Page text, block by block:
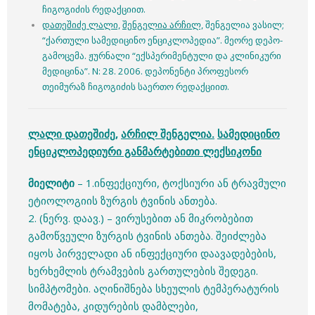
ჩიგოგიძის რედაქციით.
დათეშიძე ლალი,შენგელია არჩილ,შენგელია ვასილ;
“ქართული სამედიცინო ენციკლოპედია”. მეორე დეპო-
გამოცემა. ჟურნალი “ექსპერიმენტული და კლინიკური
მედიცინა”. N: 28. 2006. დეპონენტი პროფესორ
თეიმურაზ ჩიგოგიძის საერთო რედაქციით.
ლალი დათეშიძე, არჩილ შენგელია. სამედიცინო
ენციკლოპედიური განმარტებითი ლექსიკონი
მიელიტი – 1.ინფექციური, ტოქსიური ან ტრავმული
ეტიოლოგიის ზურგის ტვინის ანთება.
2. (ნერვ. დაავ.) – ვირუსებით ან მიკრობებით
გამოწვეული ზურგის ტვინის ანთება. შეიძლება
იყოს პირველადი ან ინფექციური დაავადებების,
ხერხემლის ტრამვების გართულების შედეგი.
სიმპტომები. აღინიშნება სხეულის ტემპერატურის
მომატება, კიდურების დამბლები,